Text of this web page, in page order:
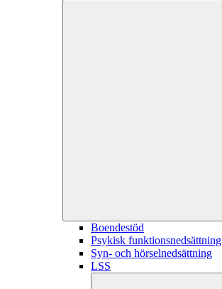
Boendestöd
Psykisk funktionsnedsättning
Syn- och hörselnedsättning
LSS